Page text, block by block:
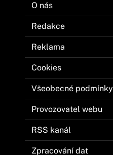
O nás
Redakce
Reklama
Cookies
Všeobecné podmínky
Provozovatel webu
RSS kanál
Zpracování dat